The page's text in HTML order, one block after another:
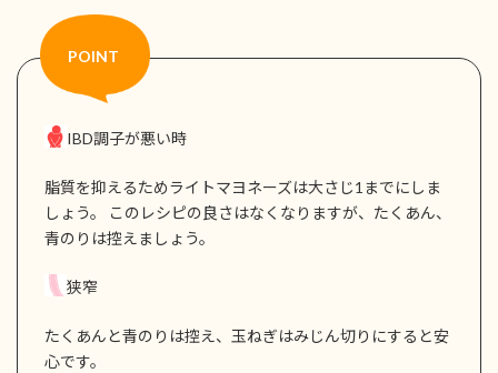
IBD調子が悪い時
脂質を抑えるためライトマヨネーズは大さじ1までにしま
しょう。 このレシピの良さはなくなりますが、たくあん、
青のりは控えましょう。
狭窄
たくあんと青のりは控え、玉ねぎはみじん切りにすると安
心です。